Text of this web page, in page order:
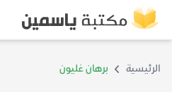
الرئيسية برهان غليون